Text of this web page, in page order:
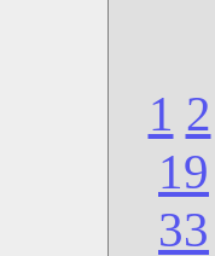
1 2
19
33